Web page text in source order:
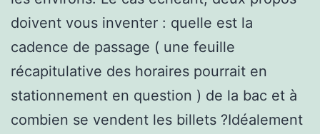
doivent vous inventer : quelle est la
cadence de passage ( une feuille
récapitulative des horaires pourrait en
stationnement en question ) de la bac et à
combien se vendent les billets ?Idéalement